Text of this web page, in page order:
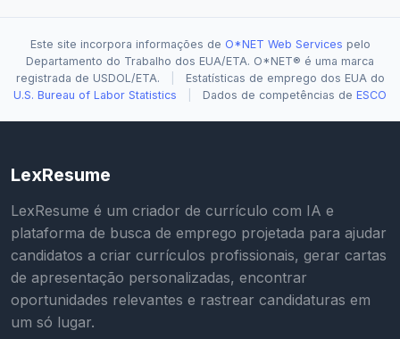
Este site incorpora informações de O*NET Web Services pelo
Departamento do Trabalho dos EUA/ETA. O*NET® é uma marca
registrada de USDOL/ETA.
Estatísticas de emprego dos EUA do
U.S. Bureau of Labor Statistics
Dados de competências de ESCO
LexResume
LexResume é um criador de currículo com IA e
plataforma de busca de emprego projetada para ajudar
candidatos a criar currículos profissionais, gerar cartas
de apresentação personalizadas, encontrar
oportunidades relevantes e rastrear candidaturas em
um só lugar.